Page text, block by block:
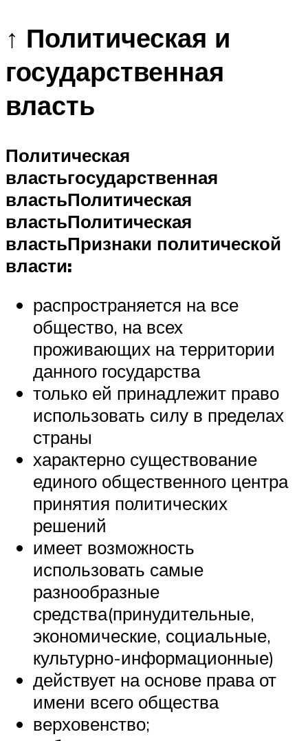
↑ Политическая и
государственная
власть
Политическая
властьгосударственная
властьПолитическая
властьПолитическая
властьПризнаки политической
власти:
распространяется на все
общество, на всех
проживающих на территории
данного государства
только ей принадлежит право
использовать силу в пределах
страны
характерно существование
единого общественного центра
принятия политических
решений
имеет возможность
использовать самые
разнообразные
средства(принудительные,
экономические, социальные,
культурно-информационные)
действует на основе права от
имени всего общества
верховенство;